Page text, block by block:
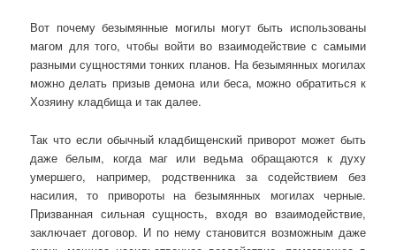
Вот почему безымянные могилы могут быть использованы
магом для того, чтобы войти во взаимодействие с самыми
разными сущностями тонких планов. На безымянных могилах
можно делать призыв демона или беса, можно обратиться к
Хозяину кладбища и так далее.
Так что если обычный кладбищенский приворот может быть
даже белым, когда маг или ведьма обращаются к духу
умершего, например, родственника за содействием без
насилия, то привороты на безымянных могилах черные.
Призванная сильная сущность, входя во взаимодействие,
заключает договор. И по нему становится возможным даже